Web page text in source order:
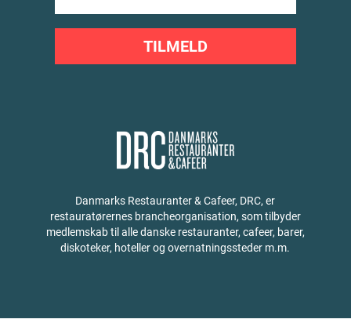
TILMELD
Danmarks Restauranter & Cafeer, DRC, er
restauratørernes brancheorganisation, som tilbyder
medlemskab til alle danske restauranter, cafeer, barer,
diskoteker, hoteller og overnatningssteder m.m.